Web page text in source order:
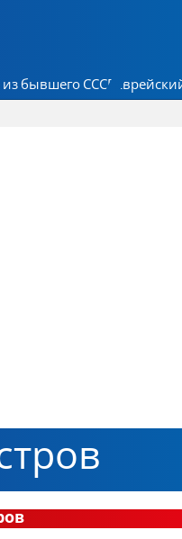
из бывшего СССР